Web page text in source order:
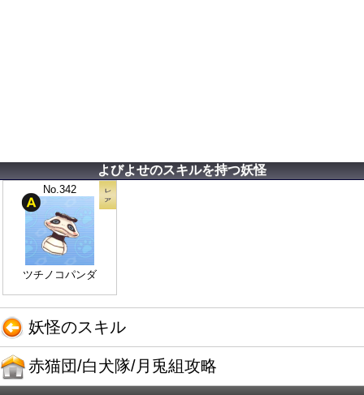
よびよせのスキルを持つ妖怪
No.342
ツチノコパンダ
妖怪のスキル
赤猫団/白犬隊/月兎組攻略